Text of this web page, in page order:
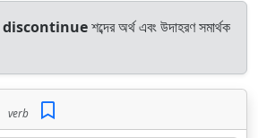
discontinueশব্দের অর্থ এবং উদাহরণ সমার্থক
verb